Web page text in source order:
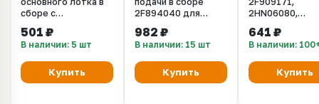
сборе с
2F909170 для
KYOCERA FS-
2000D/3900DN/4000DN/2020D/3920DN/4020DN
(CET), CET4322
501 ₽
В наличии: 5 шт
Купить
2F894040 для
2000D/2020D/3920DN/4020DN/
(CET), CET4398
982 ₽
В наличии: 15 шт
Купить
2HN06080,
KYOCERA
2100DN/
TASKalfa 255/
(CET), CET7806,
CET7806R
641 ₽
В наличии:
Купить